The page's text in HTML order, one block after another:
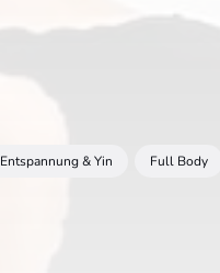
Entspannung & Yin Full Body